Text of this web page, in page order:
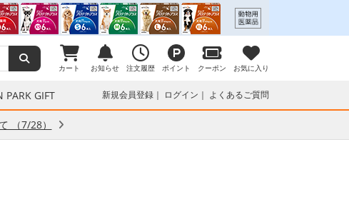
カート お知らせ 注文履歴 ポイント クーポン お気に入り
PARK GIFT 新規会員登録 ログイン よくあるご質問
（7/28）